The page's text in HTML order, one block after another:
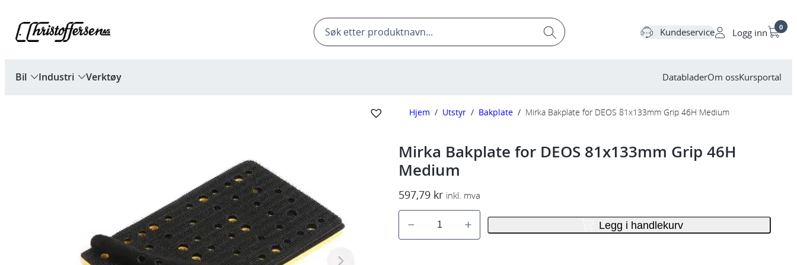
innhold
Products
search Kundeservice Logg inn 0
Bil Industri Verktøy DatabladerOm ossKursportal
Hjem / Utstyr / Bakplate / Mirka Bakplate for DEOS 81x133mm Grip 46H Medium
Mirka Bakplate for DEOS 81x133mm Grip 46H
Medium
597,79 kr inkl. mva
i
Legg i handlekurv